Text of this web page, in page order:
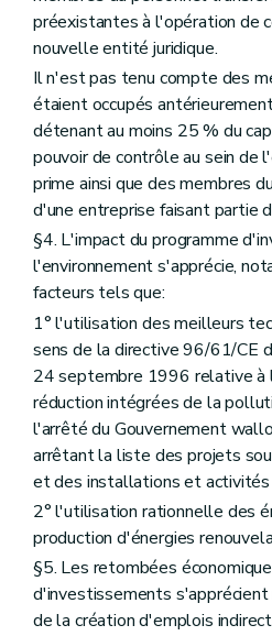
préexistantes à l'opération de
nouvelle entité juridique.
Il n'est pas tenu compte des
étaient occupés
détenant au moins 25 % du
pouvoir de contrôle au sein de
prime ainsi que des membres
d'une entreprise faisant partie
§4. L'impact du programme
l'environnement s'apprécie,
facteurs tels que:
1° l'utilisation des meilleurs
sens de la directive 96/61/CE
24 septembre 1996 relative à
réduction intégrées de la
l'arrêté du Gouvernement
arrêtant la liste des projets
et des installations et activités
2° l'utilisation rationnelle des
production d'énergies
§5. Les retombées
d'investissements
de la création d'emplois